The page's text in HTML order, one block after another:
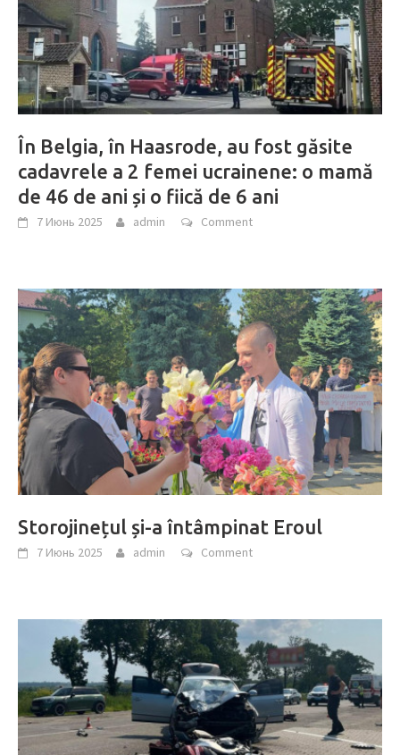
În Belgia, în Haasrode, au fost găsite
cadavrele a 2 femei ucrainene: o mamă
de 46 de ani și o fiică de 6 ani
7 Июнь 2025 admin Comment
Storojinețul și-a întâmpinat Eroul
7 Июнь 2025 admin Comment